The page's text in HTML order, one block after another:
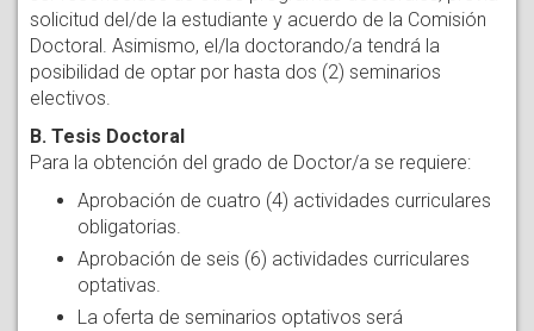
solicitud del/de la estudiante y acuerdo de la Comisión
Doctoral. Asimismo, el/la doctorando/a tendrá la
posibilidad de optar por hasta dos (2) seminarios
electivos.
B. Tesis Doctoral
Para la obtención del grado de Doctor/a se requiere:
Aprobación de cuatro (4) actividades curriculares
obligatorias.
Aprobación de seis (6) actividades curriculares
optativas.
La oferta de seminarios optativos será